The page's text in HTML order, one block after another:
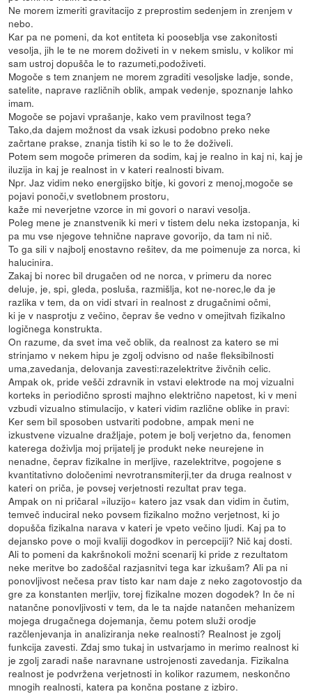
Ne morem izmeriti gravitacijo z preprostim sedenjem in zrenjem v
nebo.
Kar pa ne pomeni, da kot entiteta ki pooseblja vse zakonitosti
vesolja, jih le te ne morem doživeti in v nekem smislu, v kolikor mi
sam ustroj dopušča le to razumeti,podoživeti.
Mogoče s tem znanjem ne morem zgraditi vesoljske ladje, sonde,
satelite, naprave različnih oblik, ampak vedenje, spoznanje lahko
imam.
Mogoče se pojavi vprašanje, kako vem pravilnost tega?
Tako,da dajem možnost da vsak izkusi podobno preko neke
začrtane prakse, znanja tistih ki so le to že doživeli.
Potem sem mogoče primeren da sodim, kaj je realno in kaj ni, kaj je
iluzija in kaj je realnost in v kateri realnosti bivam.
Npr. Jaz vidim neko energijsko bitje, ki govori z menoj,mogoče se
pojavi ponoči,v svetlobnem prostoru,
kaže mi neverjetne vzorce in mi govori o naravi vesolja.
Poleg mene je znanstvenik ki meri v tistem delu neka izstopanja, ki
pa mu vse njegove tehnične naprave govorijo, da tam ni nič.
To ga sili v najbolj enostavno rešitev, da me poimenuje za norca, ki
halucinira.
Zakaj bi norec bil drugačen od ne norca, v primeru da norec
deluje, je, spi, gleda, posluša, razmišlja, kot ne-norec,le da je
razlika v tem, da on vidi stvari in realnost z drugačnimi očmi,
ki je v nasprotju z večino, čeprav še vedno v omejitvah fizikalno
logičnega konstrukta.
On razume, da svet ima več oblik, da realnost za katero se mi
strinjamo v nekem hipu je zgolj odvisno od naše fleksibilnosti
uma,zavedanja, delovanja zavesti:razelektritve živčnih celic.
Ampak ok, pride vešči zdravnik in vstavi elektrode na moj vizualni
korteks in periodično sprosti majhno električno napetost, ki v meni
vzbudi vizualno stimulacijo, v kateri vidim različne oblike in pravi:
Ker sem bil sposoben ustvariti podobne, ampak meni ne
izkustvene vizualne dražljaje, potem je bolj verjetno da, fenomen
katerega doživlja moj prijatelj je produkt neke neurejene in
nenadne, čeprav fizikalne in merljive, razelektritve, pogojene s
kvantitativno določenimi nevrotransmiterji,ter da druga realnost v
kateri on priča, je povsej verjetnosti rezultat prav tega.
Ampak on ni pričaral »iluzijo« katero jaz vsak dan vidim in čutim,
temveč induciral neko povsem fizikalno možno verjetnost, ki jo
dopušča fizikalna narava v kateri je vpeto večino ljudi. Kaj pa to
dejansko pove o moji kvaliji dogodkov in percepciji? Nič kaj dosti.
Ali to pomeni da kakršnokoli možni scenarij ki pride z rezultatom
neke meritve bo zadoščal razjasnitvi tega kar izkušam? Ali pa ni
ponovljivost nečesa prav tisto kar nam daje z neko zagotovostjo da
gre za konstanten merljiv, torej fizikalne mozen dogodek? In če ni
natančne ponovljivosti v tem, da le ta najde natančen mehanizem
mojega drugačnega dojemanja, čemu potem služi orodje
razčlenjevanja in analiziranja neke realnosti? Realnost je zgolj
funkcija zavesti. Zdaj smo tukaj in ustvarjamo in merimo realnost ki
je zgolj zaradi naše naravnane ustrojenosti zavedanja. Fizikalna
realnost je podvržena verjetnosti in kolikor razumem, neskončno
mnogih realnosti, katera pa končna postane z izbiro.